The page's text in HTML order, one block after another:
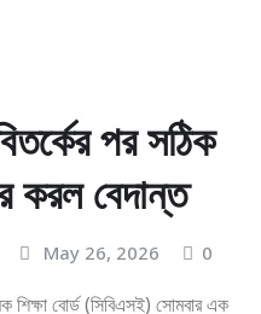
পর সঠিক
করল বেদান্ত
May 26, 2026 0
শিক্ষা বোর্ড (সিবিএসই) সোমবার এক